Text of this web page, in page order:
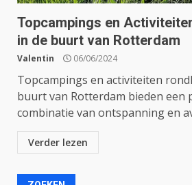
Topcampings en
in de buurt van Rotterdam
Valentin 06/06/2024
Topcampings en activiteiten
buurt van Rotterdam bieden een
combinatie van ontspanning en
Verder lezen